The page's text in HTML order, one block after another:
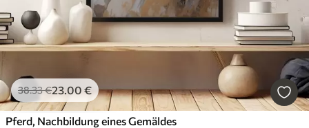
38.33€23.00 €
Pferd, Nachbildung eines Gemäldes